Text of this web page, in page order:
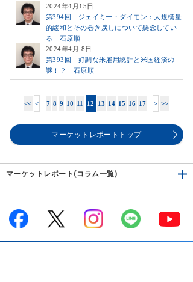
2024年4月15日
第394回「ジェイミー・ダイモン：大規模量
的緩和とその巻き戻しについて懸念してい
る」石原順
2024年4月 8日
第393回「好調な米雇用統計と米国経済の
謎！？」石原順
<< < 7 8 9 10 11 12 13 14 15 16 17 > >>
マーケットレポートトップ
マーケットレポート(コラム一覧)